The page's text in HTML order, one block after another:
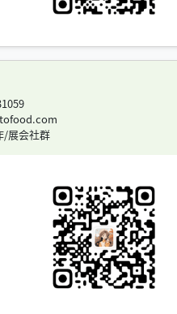
/展会社群